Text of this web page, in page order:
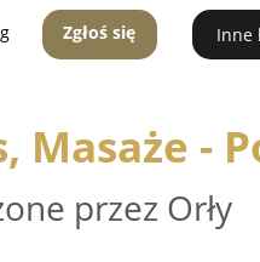
Zgłoś się Inne
Masaże -
przez Orły